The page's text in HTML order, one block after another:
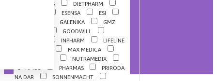
CATALYSIS
DIETPHARM
ESENSA
ESI
GALENIKA
GMZ
GOODWILL
INPHARM
LIFELINE
MAX MEDICA
NUTRAMEDIX
OPTIMUS
PHARMAS
PRIRODA
NA DAR
SONNENMACHT